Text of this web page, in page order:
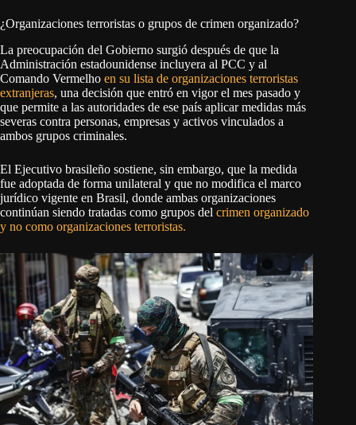
¿Organizaciones terroristas o grupos de crimen organizado?
La preocupación del Gobierno surgió después de que la
Administración estadounidense incluyera al PCC y al
Comando Vermelho en su lista de organizaciones terroristas
extranjeras, una decisión que entró en vigor el mes pasado y
que permite a las autoridades de ese país aplicar medidas más
severas contra personas, empresas y activos vinculados a
ambos grupos criminales.
El Ejecutivo brasileño sostiene, sin embargo, que la medida
fue adoptada de forma unilateral y que no modifica el marco
jurídico vigente en Brasil, donde ambas organizaciones
continúan siendo tratadas como grupos del crimen organizado
y no como organizaciones terroristas.